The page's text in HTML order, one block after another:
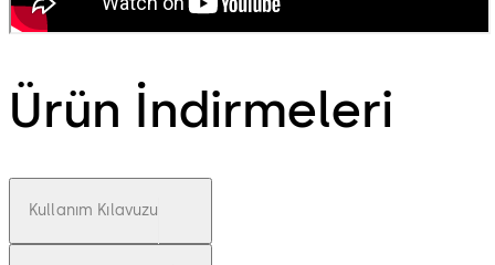
Ürün İndirmeleri
Kullanım Kılavuzu